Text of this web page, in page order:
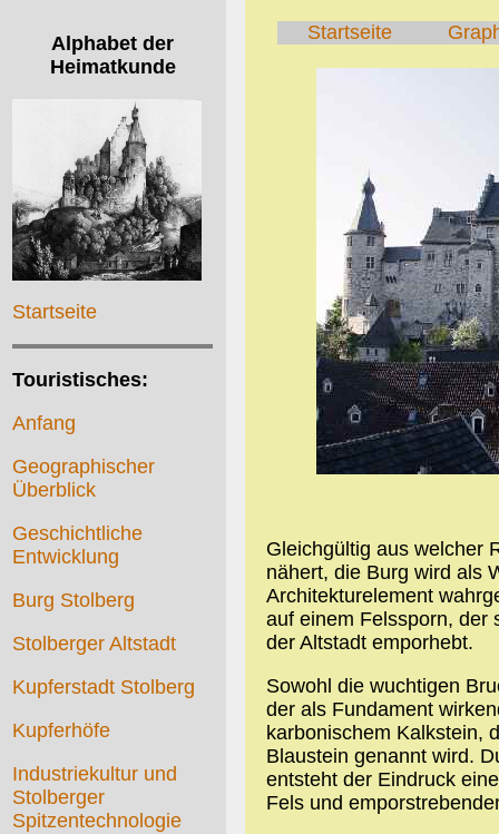
Alphabet der
Heimatkunde
Startseite
Touristisches:
Anfang
Geographischer
Überblick
Geschichtliche
Entwicklung
Burg Stolberg
Stolberger Altstadt
Kupferstadt Stolberg
Kupferhöfe
Industriekultur und
Stolberger
Spitzentechnologie
Startseite
Gleichgültig aus welcher
nähert, die Burg wird als
Architekturelement
auf einem Felssporn, der
der Altstadt emporhebt.
Sowohl die wuchtigen
der als Fundament
karbonischem Kalkstein,
Blaustein genannt wird.
entsteht der Eindruck
Fels und